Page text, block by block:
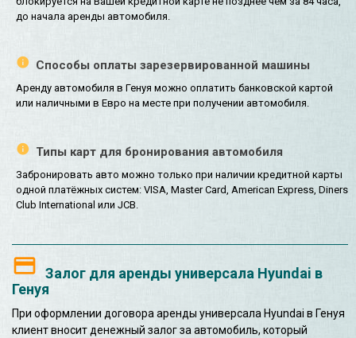
до начала аренды автомобиля.
Способы оплаты зарезервированной машины
Аренду автомобиля в Генуя можно оплатить банковской картой
или наличными в Евро на месте при получении автомобиля.
Типы карт для бронирования автомобиля
Забронировать авто можно только при наличии кредитной карты
одной платёжных систем: VISA, Master Card, American Express, Diners
Club International или JCB.
Залог для аренды универсала Hyundai в
Генуя
При оформлении договора аренды универсала Hyundai в Генуя
клиент вносит денежный залог за автомобиль, который